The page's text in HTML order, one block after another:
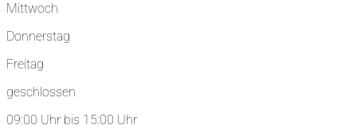
Mittwoch
Donnerstag
Freitag
geschlossen
09:00 Uhr bis 15:00 Uhr